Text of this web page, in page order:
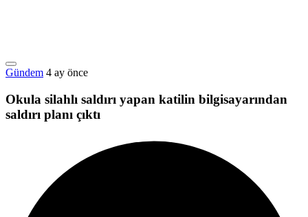
Gündem 4 ay önce
Okula silahlı saldırı yapan katilin bilgisayarından
saldırı planı çıktı